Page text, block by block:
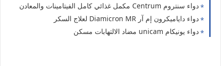
دواء سنتروم Centrum مكمل غذائي كامل الفيتامينات والمعادن
دواء داياميكرون إم آر Diamicron MR لعلاج السكر
دواء يونيكام unicam مضاد الالتهابات مسكن